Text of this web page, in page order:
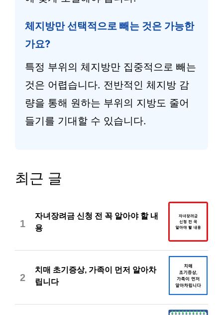
체지방만 선택적으로 빼는 것은 가능한
가요?
특정 부위의 체지방만 집중적으로 빼는
것은 어렵습니다. 전반적인 체지방 감
량을 통해 원하는 부위의 지방도 줄어
들기를 기대할 수 있습니다.
최근 글
1
자녀장려금 신청 전 꼭 알아야 할 내
용
2
치매 초기증상, 가족이 먼저 알아차
립니다